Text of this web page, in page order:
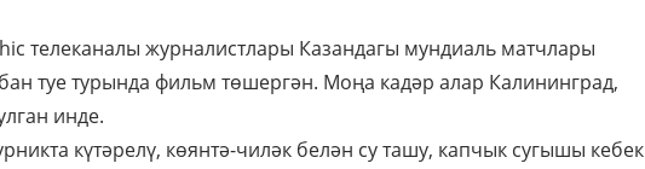
телеканалы журналистлары Казандагы мундиаль матчлары
туе турында фильм төшергән. Моңа кадәр алар Калининград,
инде.
күтәрелү, көянтә-чиләк белән су ташу, капчык сугышы кебек